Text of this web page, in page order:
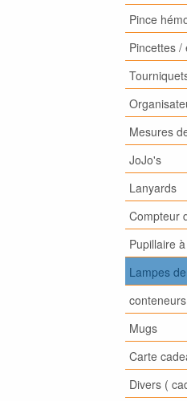
Pince
Pincettes /
Mesures
JoJo's
Lanyards
Compteur
Pupillaire
Lampes
Mugs
Carte
Divers (